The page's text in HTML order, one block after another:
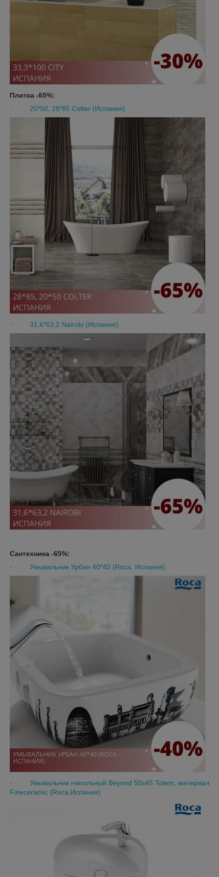
Плитка -65%:
·
20*50, 28*85 Colter (Испания)
· 31,6*63,2 Nairobi (Испания)
Сантехника -65%:
· Умывальник Урбан 40*40 (Roca, Испания)
· Умывальник напольный Beyond 50x45 Totem, материал
Fineceramic (Roca,Испания)